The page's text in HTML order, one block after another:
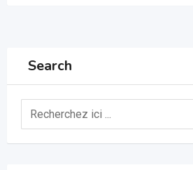
Search